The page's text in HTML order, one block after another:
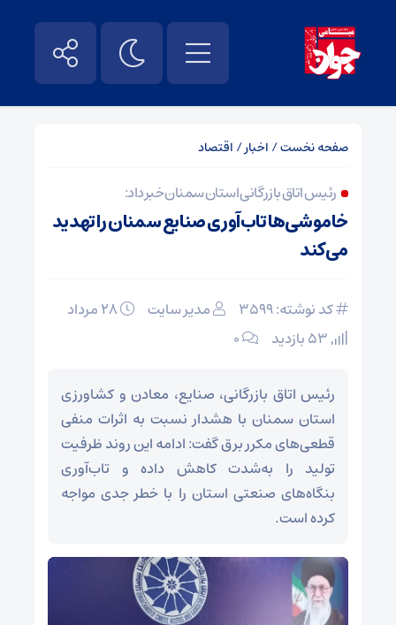
صفحه نخست/ اخبار/ اقتصاد
رئیس اتاق بازرگانی استان سمنان خبر داد:
خاموشی‌ها تاب‌آوری صنایع سمنان را تهدید
می‌کند
کد نوشته: 3599 مدیر سایت
۰
رئیس اتاق بازرگانی، صنایع، معادن و کشاورزی
استان سمنان با هشدار نسبت به اثرات منفی
قطعی‌های مکرر برق گفت: ادامه این روند ظرفیت
تولید را به‌شدت کاهش داده و تاب‌آوری
بنگاه‌های صنعتی استان را با خطر جدی مواجه
کرده است.